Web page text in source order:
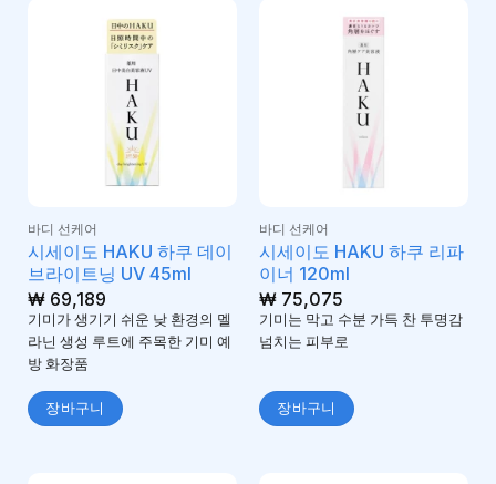
바디 선케어
시세이도 HAKU 하쿠 데이
브라이트닝 UV 45ml
₩69,189
기미가 생기기 쉬운 낮 환경의 멜
라닌 생성 루트에 주목한 기미 예
방 화장품
장바구니
바디 선케어
시세이도 HAKU 하쿠 리파
이너 120ml
₩75,075
기미는 막고 수분 가득 찬 투명감
넘치는 피부로
장바구니